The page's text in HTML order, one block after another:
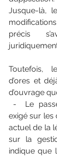
Jusque-là,
précis
Toutefois,
d’ores et
d’ouvrage
exigé sur les
actuel de la
sur la
indique que